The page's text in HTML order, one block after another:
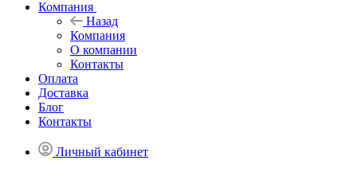
Компания
Назад
Компания
О компании
Контакты
Оплата
Доставка
Блог
Контакты
Личный кабинет